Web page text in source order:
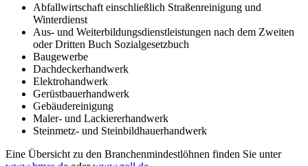
Abfallwirtschaft einschließlich Straßenreinigung und
Winterdienst
Aus- und Weiterbildungsdienstleistungen nach dem Zweiten
oder Dritten Buch Sozialgesetzbuch
Baugewerbe
Dachdeckerhandwerk
Elektrohandwerk
Gerüstbauerhandwerk
Gebäudereinigung
Maler- und Lackiererhandwerk
Steinmetz- und Steinbildhauerhandwerk
Eine Übersicht zu den Branchenmindestlöhnen finden Sie unter